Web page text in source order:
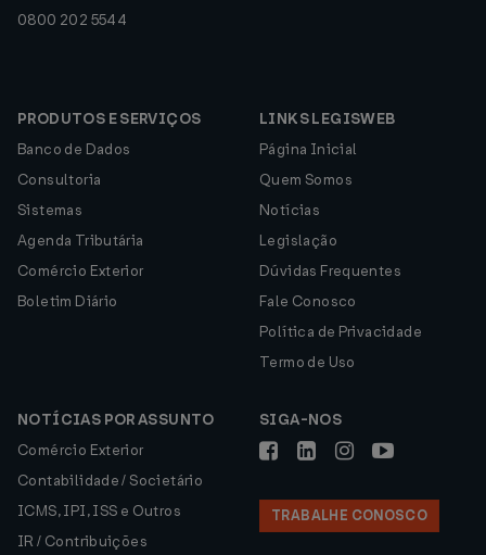
0800 202 5544
PRODUTOS E SERVIÇOS
Banco de Dados
Consultoria
Sistemas
Agenda Tributária
Comércio Exterior
Boletim Diário
LINKS LEGISWEB
Página Inicial
Quem Somos
Notícias
Legislação
Dúvidas Frequentes
Fale Conosco
Política de Privacidade
Termo de Uso
NOTÍCIAS POR ASSUNTO
Comércio Exterior
Contabilidade / Societário
ICMS, IPI, ISS e Outros
IR / Contribuições
SIGA-NOS
TRABALHE CONOSCO